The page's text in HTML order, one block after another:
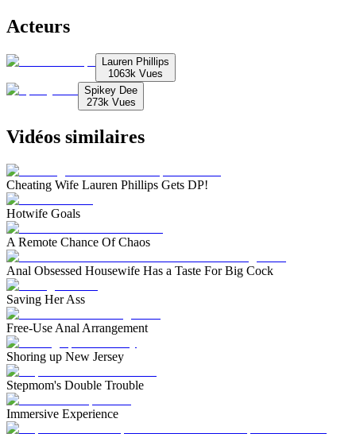
Acteurs
Lauren Phillips
1063k Vues
Spikey Dee
273k Vues
Vidéos similaires
Cheating Wife Lauren Phillips Gets DP!
Hotwife Goals
A Remote Chance Of Chaos
Anal Obsessed Housewife Has a Taste For Big Cock
Saving Her Ass
Free-Use Anal Arrangement
Shoring up New Jersey
Stepmom's Double Trouble
Immersive Experience